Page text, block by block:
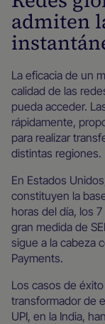
admiten
La eficacia de un
calidad de las
pueda acceder.
rápidamente,
para realizar
distintas regiones.
En Estados
constituyen la
horas del día, los
gran medida de
sigue a la cabeza
Payments.
Los casos de
transformador de
UPI, en la India,